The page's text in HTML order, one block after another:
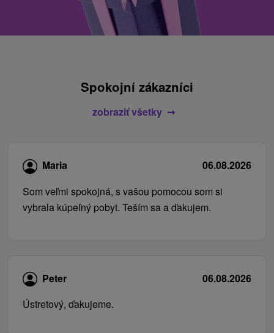
Spokojní zákazníci
zobraziť všetky
Maria
06.08.2026
Som veľmi spokojná, s vašou pomocou som si
vybrala kúpeľný pobyt. Teším sa a ďakujem.
Peter
06.08.2026
Ústretový, ďakujeme.